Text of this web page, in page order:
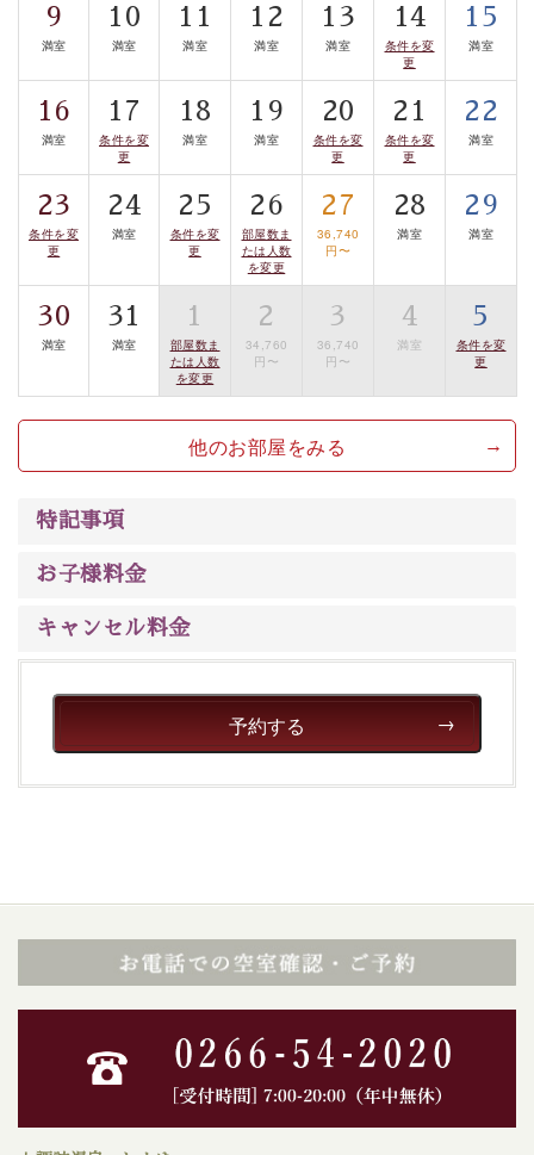
【旅】
■諏訪大社4社を巡る無料参拝バス
豊富な知識を持ったドライバー兼ガイドが諏訪大社をご
案内します。 事前ご予約制ですので、ご利用ご希望の方
は【3日前まで】にお電話ください。
※交通規制などにより運行できない日がございます
※年末年始及び御柱祭前後は運行しておりません
以上がプラン内容です。
で心癒されます。
清らかな源泉、自然の恵みあるお食事、諏訪湖に包まれ
るお部屋、 大人のたしなみを感じていただける、美しく
癒される宿で贅沢に幸せのときを安心してお過ごしくだ
9
満室
10
満室
11
満室
12
満室
13
満室
14
条件を変
更
15
満室
16
満室
17
条件を変
更
18
満室
19
満室
20
条件を変
更
21
条件を変
更
22
満室
23
条件を変
更
24
満室
25
条件を変
更
26
部屋数ま
たは人数
を変更
27
36,740
円〜
28
満室
29
満室
30
満室
31
満室
1
部屋数ま
たは人数
を変更
2
34,760
円〜
3
36,740
円〜
4
満室
5
条件を変
更
他のお部屋をみる
特記事項
お子様料金
キャンセル料金
予約する